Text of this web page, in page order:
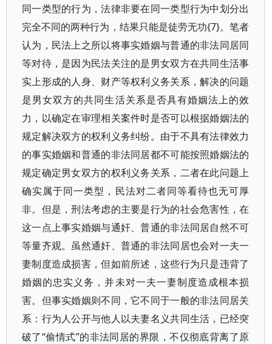
同一类型的行为，法律非要在同一类型行为中划分出
完全不同的两种行为，结果只能是徒劳无功{7}。笔者
认为，民法上之所以将事实婚姻与普通的非法同居同
等对待，是因为民法关注的是男女双方在共同生活事
实上形成的人身、财产等权利义务关系，解决的问题
是男女双方的共同生活关系是否具有婚姻法上的效
力，以确定在审理相关案件时是否可以根据婚姻法的
规定解决双方的权利义务纠纷。由于不具有法律效力
的事实婚姻和普通的非法同居都不可能按照婚姻法的
规定确定男女双方的权利义务关系，二者在此问题上
确实属于同一类型，民法对二者同等看待也无可厚
非。但是，刑法考虑的主要是行为的社会危害性，在
这一点上事实婚姻与通奸、普通的非法同居自然不可
等量齐观。虽然通奸、普通的非法同居也会对一夫一
妻制度造成损害，但如前所述，这些行为只是违背了
婚姻的忠实义务，并未对一夫一妻制度造成根本损
害。但事实婚姻则不同，它不同于一般的非法同居关
系：行为人公开与他人以夫妻名义共同生活，已经突
破了“偷情式”的非法同居的界限，不仅彻底背离了原